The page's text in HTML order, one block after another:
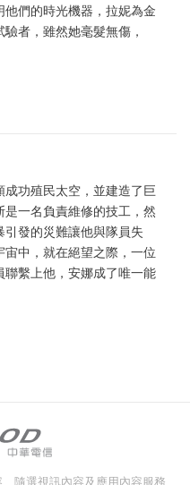
他們的時光機器，拉妮為金
者，雖然她毫髮無傷，
功殖民太空，並建造了巨
一名負責維修的技工，然
發的災難讓他與隊員失
中，就在絕望之際，一位
聯繫上他，安娜成了唯一能
隨選視訊內容及應用內容服務